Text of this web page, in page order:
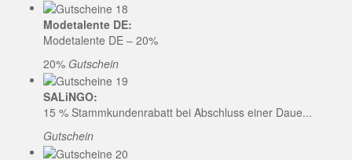
Modetalente DE:
Modetalente DE – 20%
20% Gutschein
SALiNGO:
15 % Stammkundenrabatt bei Abschluss einer Daue...
Gutschein